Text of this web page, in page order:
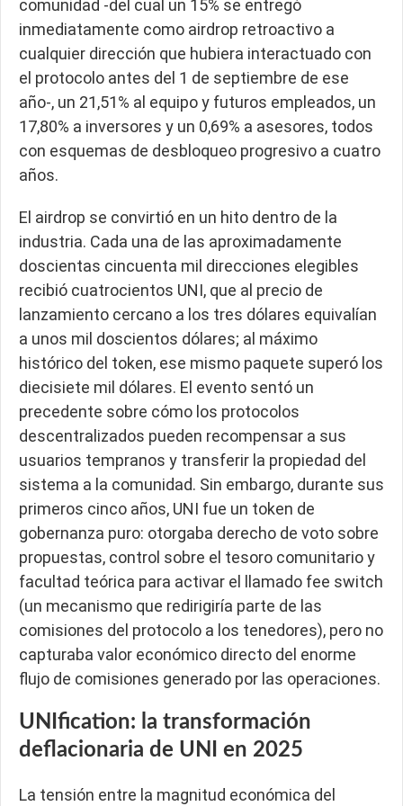
comunidad -del cual un 15% se entregó
inmediatamente como airdrop retroactivo a
cualquier dirección que hubiera interactuado con
el protocolo antes del 1 de septiembre de ese
año-, un 21,51% al equipo y futuros empleados, un
17,80% a inversores y un 0,69% a asesores, todos
con esquemas de desbloqueo progresivo a cuatro
años.
El airdrop se convirtió en un hito dentro de la
industria. Cada una de las aproximadamente
doscientas cincuenta mil direcciones elegibles
recibió cuatrocientos UNI, que al precio de
lanzamiento cercano a los tres dólares equivalían
a unos mil doscientos dólares; al máximo
histórico del token, ese mismo paquete superó los
diecisiete mil dólares. El evento sentó un
precedente sobre cómo los protocolos
descentralizados pueden recompensar a sus
usuarios tempranos y transferir la propiedad del
sistema a la comunidad. Sin embargo, durante sus
primeros cinco años, UNI fue un token de
gobernanza puro: otorgaba derecho de voto sobre
propuestas, control sobre el tesoro comunitario y
facultad teórica para activar el llamado fee switch
(un mecanismo que redirigiría parte de las
comisiones del protocolo a los tenedores), pero no
capturaba valor económico directo del enorme
flujo de comisiones generado por las operaciones.
UNIfication: la transformación
deflacionaria de UNI en 2025
La tensión entre la magnitud económica del